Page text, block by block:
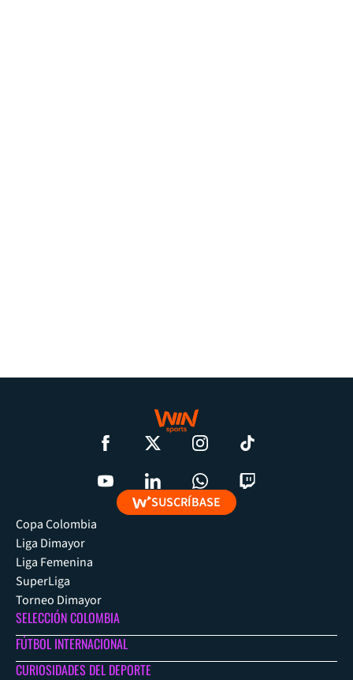
SUSCRÍBASE
Copa Colombia
Liga Dimayor
Liga Femenina
SuperLiga
Torneo Dimayor
SELECCIÓN COLOMBIA
FÚTBOL INTERNACIONAL
CURIOSIDADES DEL DEPORTE